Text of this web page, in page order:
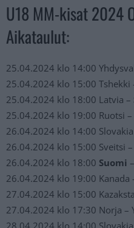
U18 MM-kisat 2024
Aikataulut:
25.04.2024 klo 14:00
25.04.2024 klo 15:00 Tshekki
25.04.2024 klo 18:00 Latvia –
25.04.2024 klo 19:00 Ruotsi –
26.04.2024 klo 14:00
26.04.2024 klo 15:00 Sveitsi –
26.04.2024 klo 18:00 Suomi
26.04.2024 klo 19:00 Kanada
27.04.2024 klo 15:00
27.04.2024 klo 17:30 Norja –
28.04.2024 klo 14:00